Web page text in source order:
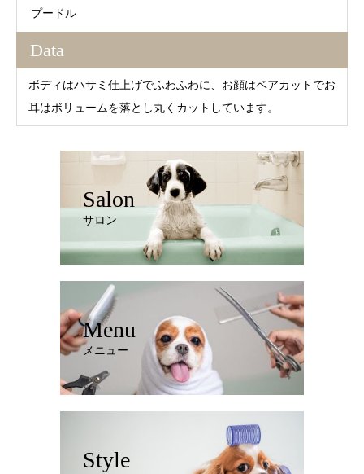
プードル
Data
ボディはハサミ仕上げでふわふわに、お顔はベアカットでお
耳はボリュームを落とし丸くカットしています。
Salon
サロン
Menu
メニュー
Style